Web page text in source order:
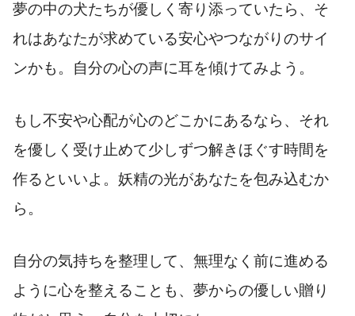
夢の中の犬たちが優しく寄り添っていたら、そ
れはあなたが求めている安心やつながりのサイ
ンかも。自分の心の声に耳を傾けてみよう。
もし不安や心配が心のどこかにあるなら、それ
を優しく受け止めて少しずつ解きほぐす時間を
作るといいよ。妖精の光があなたを包み込むか
ら。
自分の気持ちを整理して、無理なく前に進める
ように心を整えることも、夢からの優しい贈り